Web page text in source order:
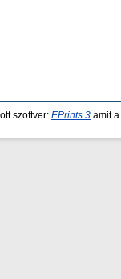
szoftver: EPrints 3 amit a